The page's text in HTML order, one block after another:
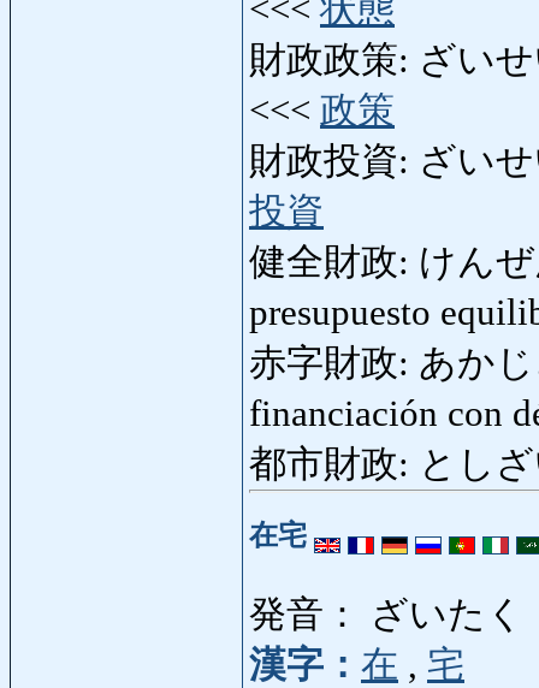
<<<状態
財政政策: ざい
<<< 政策
財政投資: ざいせ
投資
健全財政: けんぜ
presupuesto
赤字財政: あか
financiación con
都市財政: とし
在宅
発音： ざいたく
漢字： 在 , 宅